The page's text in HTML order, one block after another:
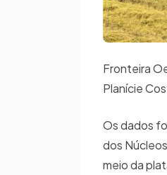
Fronteira
Planície
Os dados
dos
meio da